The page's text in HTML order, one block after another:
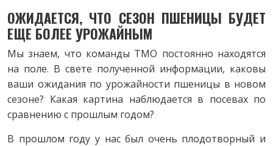
ОЖИДАЕТСЯ, ЧТО СЕЗОН ПШЕНИЦЫ БУДЕТ
ЕЩЕ БОЛЕЕ УРОЖАЙНЫМ
Мы знаем, что команды TMO постоянно находятся
на поле. В свете полученной информации, каковы
ваши ожидания по урожайности пшеницы в новом
сезоне? Какая картина наблюдается в посевах по
сравнению с прошлым годом?
В прошлом году у нас был очень плодотворный и